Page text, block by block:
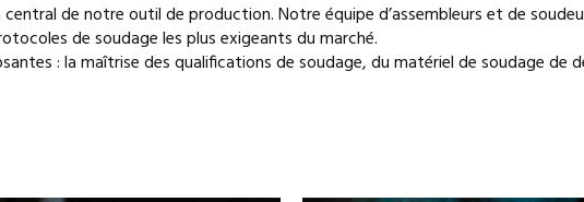
de notre outil de production. Notre équipe d’assembleurs et de
de soudage les plus exigeants du marché.
: la maîtrise des qualifications de soudage, du matériel de soudage de